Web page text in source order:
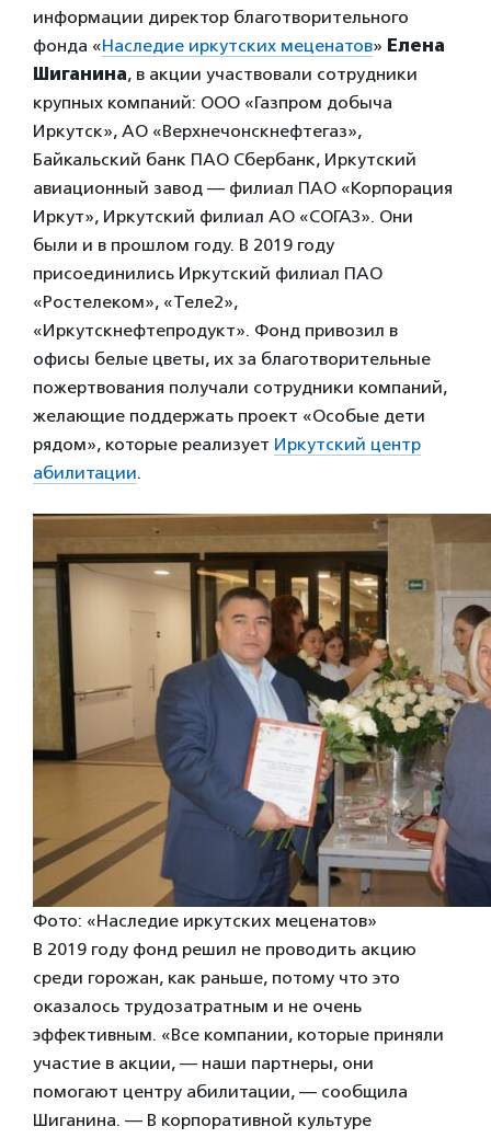
информации директор благотворительного
фонда «Наследие иркутских меценатов» Елена
Шиганина, в акции участвовали сотрудники
крупных компаний: ООО «Газпром добыча
Иркутск», АО «Верхнечонскнефтегаз»,
Байкальский банк ПАО Сбербанк, Иркутский
авиационный завод — филиал ПАО «Корпорация
Иркут», Иркутский филиал АО «СОГАЗ». Они
были и в прошлом году. В 2019 году
присоединились Иркутский филиал ПАО
«Ростелеком», «Теле2»,
«Иркутскнефтепродукт». Фонд привозил в
офисы белые цветы, их за благотворительные
пожертвования получали сотрудники компаний,
желающие поддержать проект «Особые дети
рядом», которые реализует Иркутский центр
абилитации.
Фото: «Наследие иркутских меценатов»
В 2019 году фонд решил не проводить акцию
среди горожан, как раньше, потому что это
оказалось трудозатратным и не очень
эффективным. «Все компании, которые приняли
участие в акции, — наши партнеры, они
помогают центру абилитации, — сообщила
Шиганина. — В корпоративной культуре